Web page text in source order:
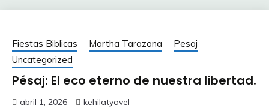
Fiestas Biblicas Martha Tarazona
Pesaj
Uncategorized
Pésaj: El eco eterno de nuestra libertad.
abril 1, 2026 kehilatyovel